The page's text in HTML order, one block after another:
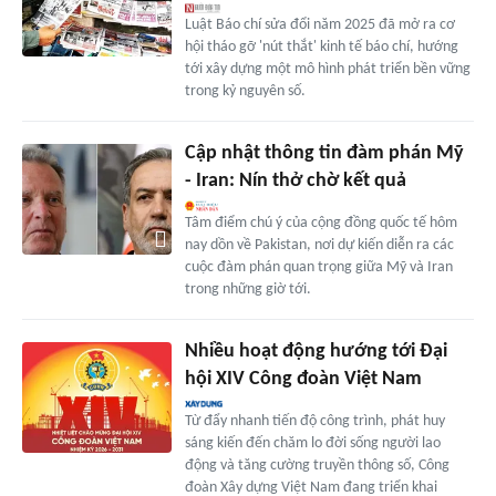
Luật Báo chí sửa đổi năm 2025 đã mở ra cơ
hội tháo gỡ 'nút thắt' kinh tế báo chí, hướng
tới xây dựng một mô hình phát triển bền vững
trong kỷ nguyên số.
Cập nhật thông tin đàm phán Mỹ
- Iran: Nín thở chờ kết quả
Tâm điểm chú ý của cộng đồng quốc tế hôm
nay dồn về Pakistan, nơi dự kiến diễn ra các
cuộc đàm phán quan trọng giữa Mỹ và Iran
trong những giờ tới.
Nhiều hoạt động hướng tới Đại
hội XIV Công đoàn Việt Nam
Từ đẩy nhanh tiến độ công trình, phát huy
sáng kiến đến chăm lo đời sống người lao
động và tăng cường truyền thông số, Công
đoàn Xây dựng Việt Nam đang triển khai